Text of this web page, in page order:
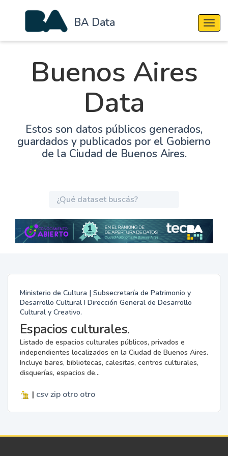
BA Data
Buenos Aires
Data
Estos son datos públicos generados,
guardados y publicados por el Gobierno
de la Ciudad de Buenos Aires.
Ministerio de Cultura | Subsecretaría de Patrimonio y
Desarrollo Cultural I Dirección General de Desarrollo
Cultural y Creativo.
Espacios culturales.
Listado de espacios culturales públicos, privados e
independientes localizados en la Ciudad de Buenos Aires.
Incluye bares, bibliotecas, calesitas, centros culturales,
disquerías, espacios de...
| csv zip otro otro